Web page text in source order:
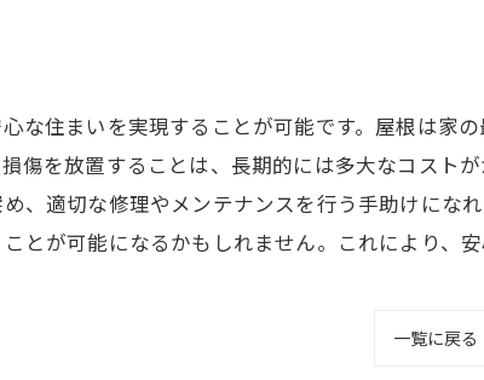
な住まいを実現することが可能です。屋根は家
傷を放置することは、長期的には多大なコスト
、適切な修理やメンテナンスを行う手助けにな
とが可能になるかもしれません。これにより、
一覧に戻る